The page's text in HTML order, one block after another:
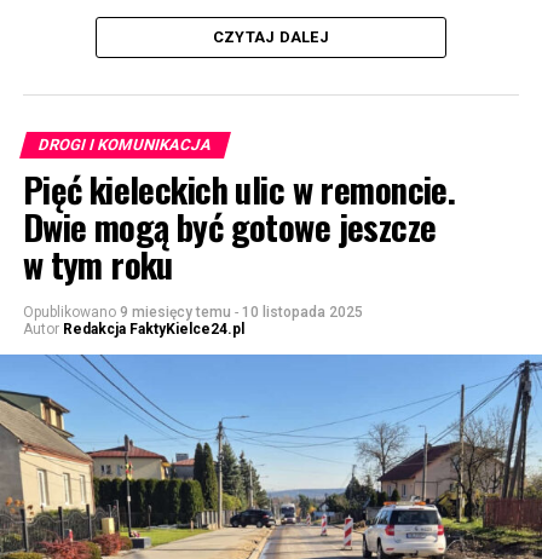
CZYTAJ DALEJ
DROGI I KOMUNIKACJA
Pięć kieleckich ulic w remoncie.
Dwie mogą być gotowe jeszcze
w tym roku
Opublikowano 9 miesięcy temu - 10 listopada 2025
Autor Redakcja FaktyKielce24.pl